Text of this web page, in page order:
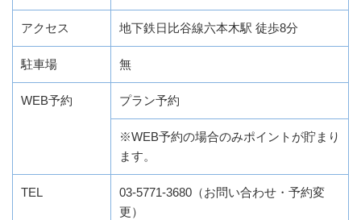
アクセス 地下鉄日比谷線六本木駅 徒歩8分
駐車場 無
WEB予約 プラン予約
※WEB予約の場合のみポイントが貯まり
ます。
TEL
03-5771-3680（お問い合わせ・予約変
更）